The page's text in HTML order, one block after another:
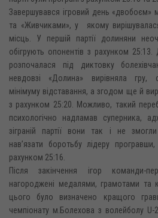
Завершувався ігровий день «двобоєм»
та «Живчиками», у якому
місць. У першій партії долиняни
обігрують опонентів з рахунком 25:13.
розпочалася під диктовку
невдовзі «Долина» вирівняла гру,
мінімуму відставання, а згодом ще й
з рахунком 25:20. Можливо, такий
психологічно надламав суперника,
зіграній партії вони так і не
нав’язати боротьбу лідеру
рахунком 25:16.
Після закінчення ігор команди-
нагороджені медалями, грамотами та
цього було визначено кращого
чемпіонату м.Болехова з волейболу U-